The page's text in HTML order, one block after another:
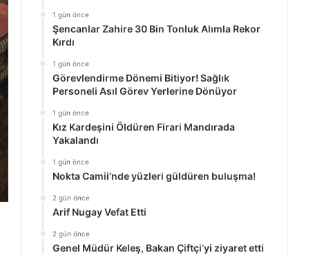
1 gün önce
Şencanlar Zahire 30 Bin Tonluk Alımla Rekor
Kırdı
1 gün önce
Görevlendirme Dönemi Bitiyor! Sağlık
Personeli Asıl Görev Yerlerine Dönüyor
1 gün önce
Kız Kardeşini Öldüren Firari Mandırada
Yakalandı
1 gün önce
Nokta Camii’nde yüzleri güldüren buluşma!
2 gün önce
Arif Nugay Vefat Etti
2 gün önce
Genel Müdür Keleş, Bakan Çiftçi’yi ziyaret etti